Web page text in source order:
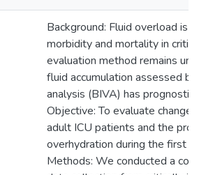
Background: Fluid overload is
morbidity and mortality in
evaluation method remains
fluid accumulation assessed
analysis (BIVA) has
Objective: To evaluate
adult ICU patients and the
overhydration during the first
Methods: We conducted a